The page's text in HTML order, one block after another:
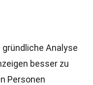
gründliche Analyse
besser zu
Personen